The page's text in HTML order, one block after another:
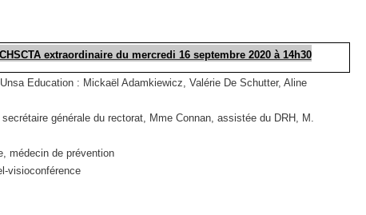
extraordinaire du mercredi 16 septembre 2020 à 14h30
Education : Mickaël Adamkiewicz, Valérie De Schutter, Aline
générale du rectorat, Mme Connan, assistée du DRH, M.
médecin de prévention
visioconférence